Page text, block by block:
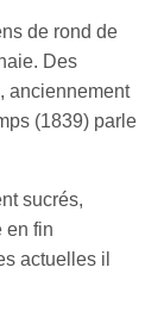
de rond de
Des
, anciennement
(1839) parle
sucrés,
en fin
actuelles il